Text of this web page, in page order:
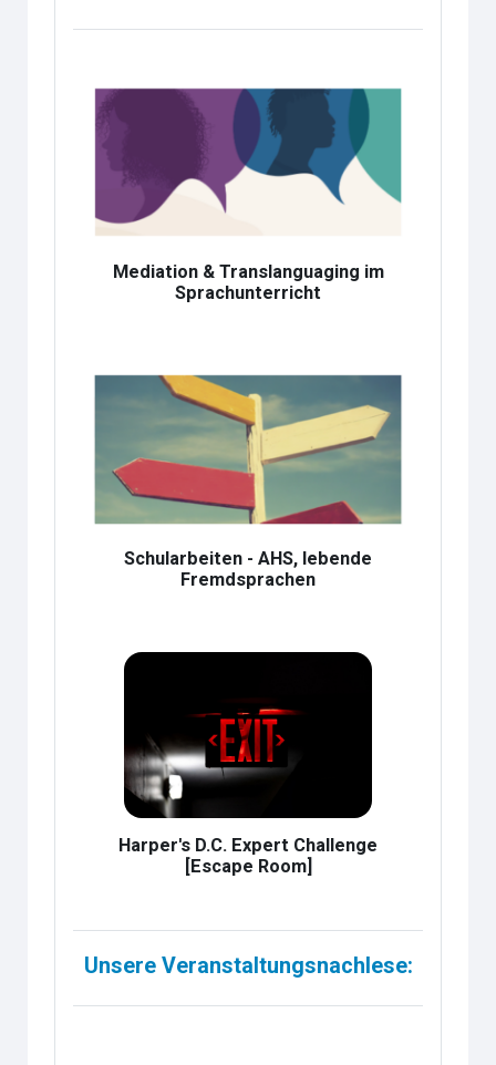
Mediation & Translanguaging im
Sprachunterricht
Schularbeiten - AHS, lebende
Fremdsprachen
Harper's D.C. Expert Challenge
[Escape Room]
Unsere Veranstaltungsnachlese: